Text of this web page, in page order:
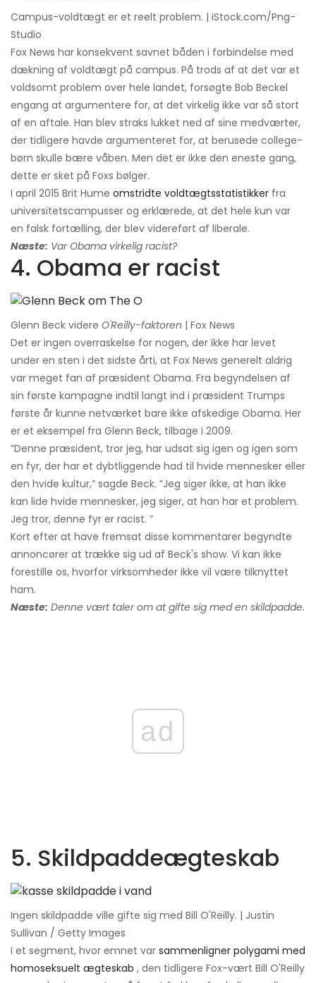
Campus-voldtægt er et reelt problem. | iStock.com/Png-
Studio
Fox News har konsekvent savnet båden i forbindelse med
dækning af voldtægt på campus. På trods af at det var et
voldsomt problem over hele landet, forsøgte Bob Beckel
engang at argumentere for, at det virkelig ikke var så stort
af en aftale. Han blev straks lukket ned af sine medværter,
der tidligere havde argumenteret for, at berusede college-
børn skulle bære våben. Men det er ikke den eneste gang,
dette er sket på Foxs bølger.
I april 2015 Brit Hume omstridte voldtægtsstatistikker fra
universitetscampusser og erklærede, at det hele kun var
en falsk fortælling, der blev videreført af liberale.
Næste: Var Obama virkelig racist?
4. Obama er racist
Glenn Beck videre O'Reilly-faktoren | Fox News
Det er ingen overraskelse for nogen, der ikke har levet
under en sten i det sidste årti, at Fox News generelt aldrig
var meget fan af præsident Obama. Fra begyndelsen af ​​
sin første kampagne indtil langt ind i præsident Trumps
første år kunne netværket bare ikke afskedige Obama. Her
er et eksempel fra Glenn Beck, tilbage i 2009.
”Denne præsident, tror jeg, har udsat sig igen og igen som
en fyr, der har et dybtliggende had til hvide mennesker eller
den hvide kultur,” sagde Beck. ”Jeg siger ikke, at han ikke
kan lide hvide mennesker, jeg siger, at han har et problem.
Jeg tror, ​​denne fyr er racist. ”
Kort efter at have fremsat disse kommentarer begyndte
annoncører at trække sig ud af Beck's show. Vi kan ikke
forestille os, hvorfor virksomheder ikke vil være tilknyttet
ham.
Næste: Denne vært taler om at gifte sig med en skildpadde.
ad
5. Skildpaddeægteskab
Ingen skildpadde ville gifte sig med Bill O'Reilly. | Justin
Sullivan / Getty Images
I et segment, hvor emnet var sammenligner polygami med
homoseksuelt ægteskab , den tidligere Fox-vært Bill O'Reilly